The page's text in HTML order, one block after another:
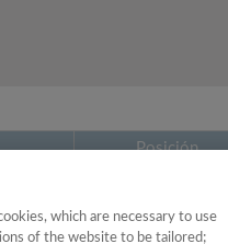
Posición
which are necessary to use
of the website to be tailored;